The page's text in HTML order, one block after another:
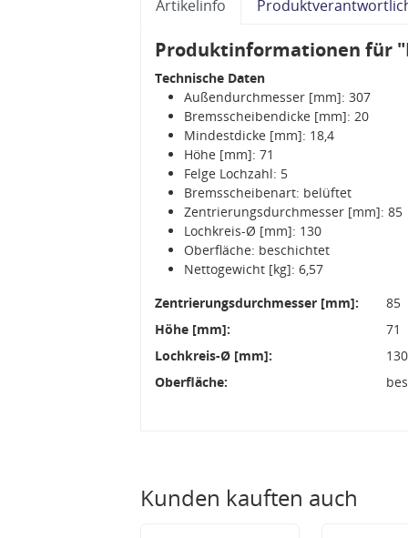
Artikelinfo
Produktinformationen für
Technische Daten
Außendurchmesser [mm]: 307
Bremsscheibendicke [mm]: 20
Mindestdicke [mm]: 18,4
Höhe [mm]: 71
Felge Lochzahl: 5
Bremsscheibenart: belüftet
Zentrierungsdurchmesser [mm]: 85
Lochkreis-Ø [mm]: 130
Oberfläche: beschichtet
Nettogewicht [kg]: 6,57
Zentrierungsdurchmesser [mm]:
85
Höhe [mm]:
71
Lochkreis-Ø [mm]:
130
Oberfläche:
Kunden kauften auch